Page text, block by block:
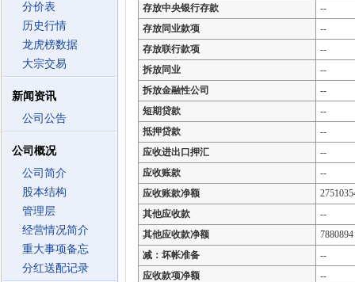
分价表
历史行情
龙虎榜数据
大宗交易
新闻资讯
公司公告
公司概况
公司简介
股本结构
管理层
经营情况简介
重大事项备忘
分红送配记录
存放中央银行存款
--
存放同业款项
--
存放联行款项
--
拆放同业
--
拆放金融性公司
--
短期贷款
--
抵押贷款
--
应收进出口押汇
--
应收账款
--
应收账款净额
其他应收款
--
其他应收款净额
7880894
减：坏帐准备
--
应收款项净额
--